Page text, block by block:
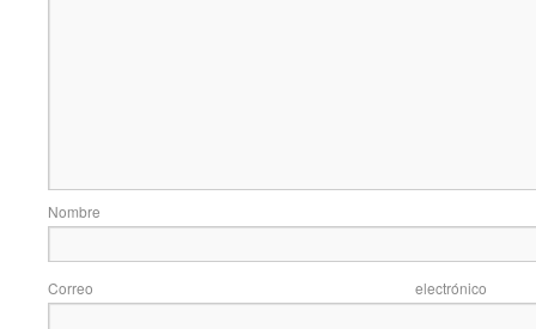
Correo